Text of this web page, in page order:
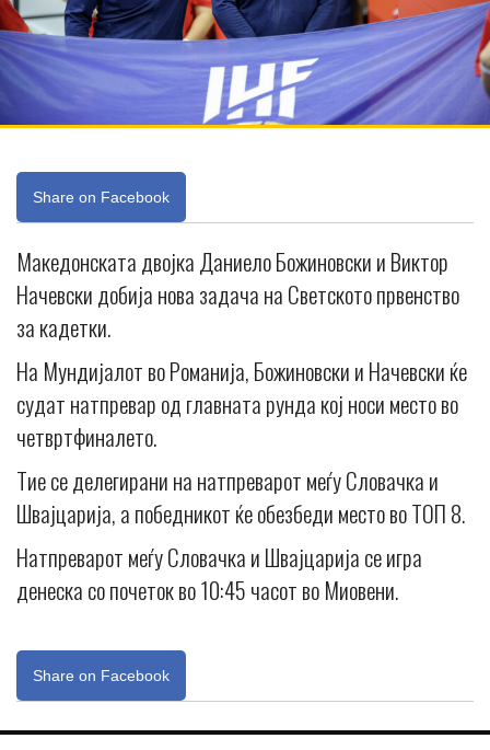
Share on Facebook
Македонската двојка Даниело Божиновски и Виктор
Начевски добија нова задача на Светското првенство
за кадетки.
На Мундијалот во Романија, Божиновски и Начевски ќе
судат натпревар од главната рунда кој носи место во
четвртфиналето.
Тие се делегирани на натпреварот меѓу Словачка и
Швајцарија, а победникот ќе обезбеди место во ТОП 8.
Натпреварот меѓу Словачка и Швајцарија се игра
денеска со почеток во 10:45 часот во Миовени.
Share on Facebook